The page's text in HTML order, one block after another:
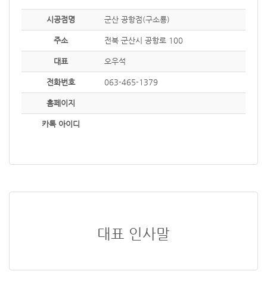
시공점명 군산 공항점(구소룡)
주소 전북 군산시 공항로 100
대표 오우석
전화번호 063-465-1379
홈페이지
카톡 아이디
대표 인사말